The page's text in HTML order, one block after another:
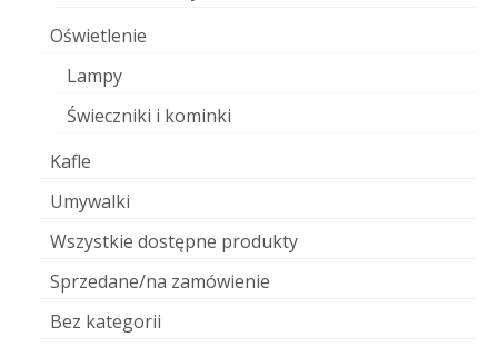
Oświetlenie
Lampy
Świeczniki i kominki
Kafle
Umywalki
Wszystkie dostępne produkty
Sprzedane/na zamówienie
Bez kategorii